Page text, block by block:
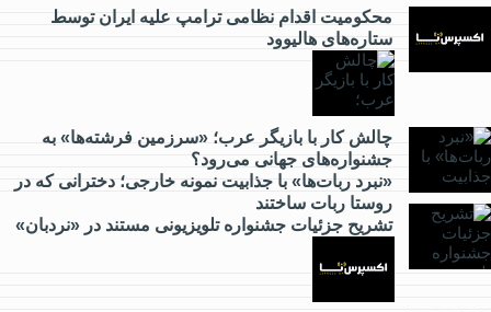
محکومیت اقدام نظامی ترامپ علیه ایران توسط
ستاره‌های هالیوود
چالش کار با بازیگر عرب؛ «سرزمین فرشته‌ها» به
جشنواره‌های جهانی می‌رود؟
«نبرد ربات‌ها» با جذابیت نمونه خارجی؛ دخترانی که در
روستا ربات ساختند
تشریح جزئیات جشنواره‌ تلویزیونی مستند در «نردبان»
از
کارآفرینی
چه خبر؟
از
گردشگری